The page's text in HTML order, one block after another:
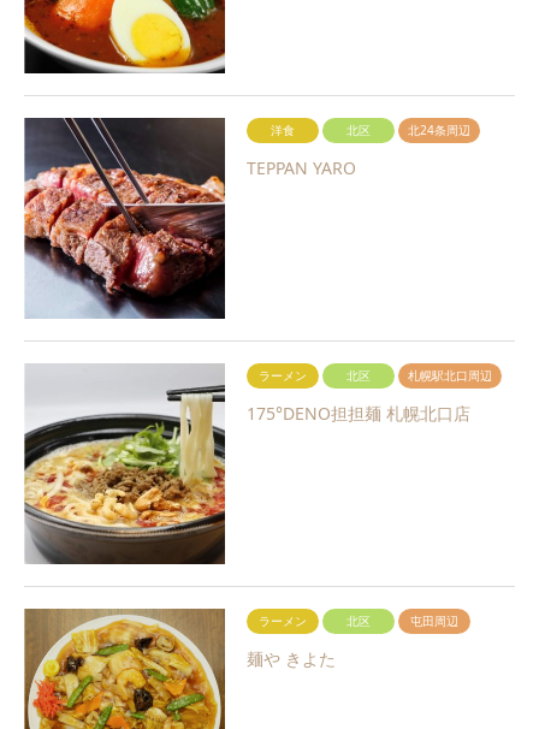
洋食 北区 北24条周辺
TEPPAN YARO
ラーメン 北区 札幌駅北口周辺
175°DENO担担麺 札幌北口店
ラーメン 北区 屯田周辺
麺や きよた